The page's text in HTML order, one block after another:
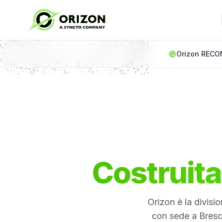
VEDI TUTTI I SERVIZI
SICUREZZA OFFENSIVA
NUOVO
Penetration testing
Articoli
SOC
Penetration Test:
External Attack Surface
Orizon
Orizon è la
con sede a